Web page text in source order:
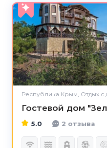
Республика Крым, Отдых с
Гостевой дом
5.0 2 отзыва